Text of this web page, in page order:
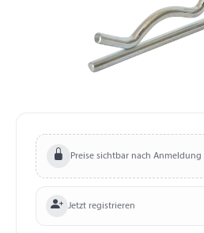
Preise sichtbar nach Anmeldung
Jetzt registrieren